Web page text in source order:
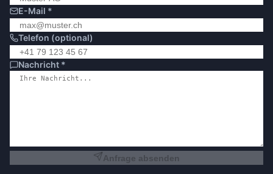
E-Mail *
Telefon (optional)
Nachricht *
Anfrage absenden